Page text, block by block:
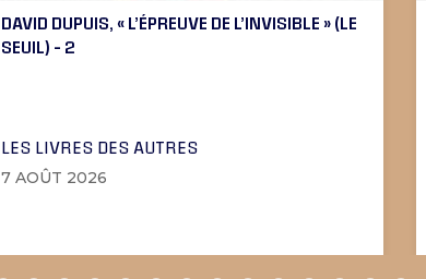
DAVID DUPUIS, « L’ÉPREUVE DE L’INVISIBLE » (LE
SEUIL) – 2
LES LIVRES DES AUTRES
7 AOÛT 2026